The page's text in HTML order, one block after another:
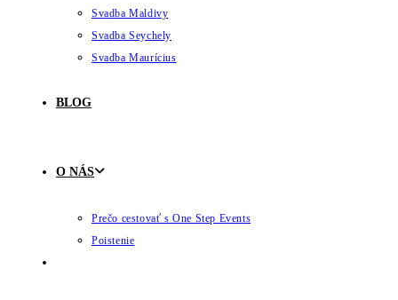
Svadba Maldivy
Svadba Seychely
Svadba Maurícius
BLOG
O NÁS
Prečo cestovať s One Step Events
Poistenie